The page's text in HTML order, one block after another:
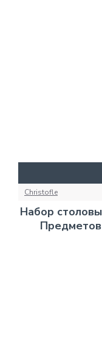
Christofle
Набор